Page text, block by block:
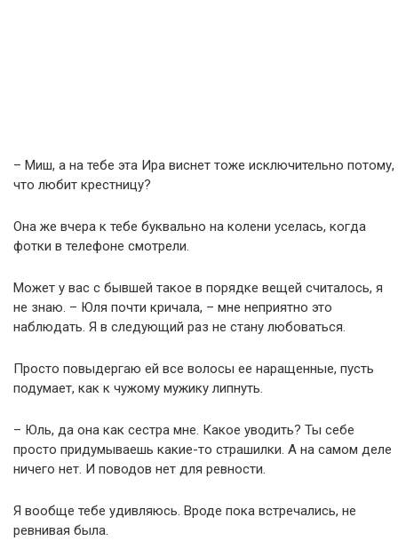
– Миш, а на тебе эта Ира виснет тоже исключительно потому,
что любит крестницу?
Она же вчера к тебе буквально на колени уселась, когда
фотки в телефоне смотрели.
Может у вас с бывшей такое в порядке вещей считалось, я
не знаю. – Юля почти кричала, – мне неприятно это
наблюдать. Я в следующий раз не стану любоваться.
Просто повыдергаю ей все волосы ее наращенные, пусть
подумает, как к чужому мужику липнуть.
– Юль, да она как сестра мне. Какое уводить? Ты себе
просто придумываешь какие-то страшилки. А на самом деле
ничего нет. И поводов нет для ревности.
Я вообще тебе удивляюсь. Вроде пока встречались, не
ревнивая была.